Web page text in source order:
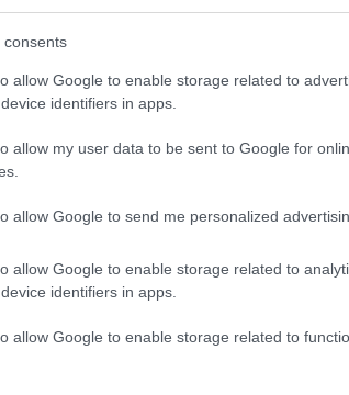
consents
allow Google to enable storage related to
identifiers in apps.
allow my user data to be sent to Google for
allow Google to send me personalized
allow Google to enable storage related to
identifiers in apps.
allow Google to enable storage related to